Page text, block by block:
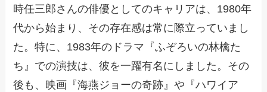
時任三郎さんの俳優としてのキャリアは、1980年
代から始まり、その存在感は常に際立っていまし
た。特に、1983年のドラマ『ふぞろいの林檎た
ち』での演技は、彼を一躍有名にしました。その
後も、映画『海燕ジョーの奇跡』や『ハワイア